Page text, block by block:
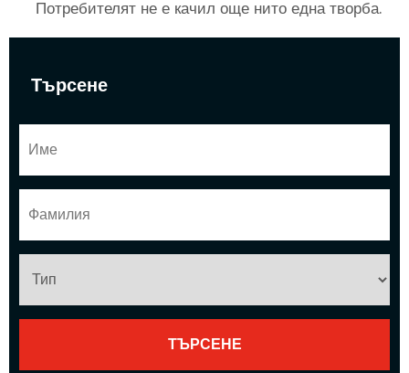
Търсене
Потребителят не е качил още нито една творба.